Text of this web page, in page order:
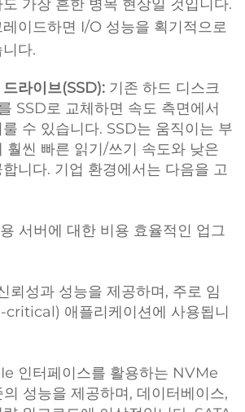
가장 흔한 병목 현상일 것입니다.
이드하면 I/O 성능을 획기적으로
다.
라이브(SSD): 기존 하드 디스크
SSD로 교체하면 속도 측면에서
수 있습니다. SSD는 움직이는 부
훨씬 빠른 읽기/쓰기 속도와 낮은
니다. 기업 환경에서는 다음을 고
서버에 대한 비용 효율적인 업그
뢰성과 성능을 제공하며, 주로 임
애플리케이션에 사용됩니
인터페이스를 활용하는 NVMe
성능을 제공하며, 데이터베이스,